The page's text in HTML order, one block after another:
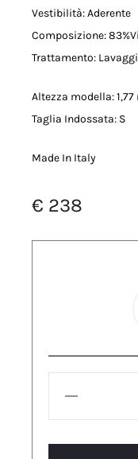
Vestibilità: Aderente
Composizione:
Trattamento:
Altezza modella: 1,77
Taglia Indossata: S
Made In Italy
€ 238